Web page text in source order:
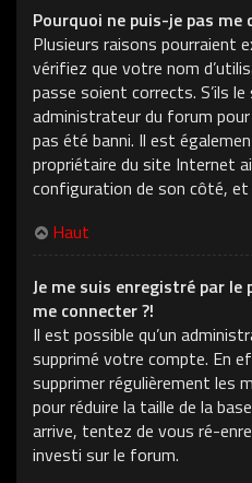
Pourquoi ne puis-je pas me
Plusieurs raisons pourraient
vérifiez que votre nom
passe soient corrects. S’ils
administrateur du forum
pas été banni. Il est
propriétaire du site Internet
configuration de son côté, et
Haut
Je me suis enregistré par le
me connecter ?!
Il est possible qu’un
supprimé votre compte. En
supprimer régulièrement les
pour réduire la taille de la
arrive, tentez de vous ré-
investi sur le forum.